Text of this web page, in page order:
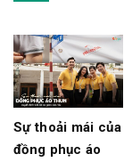
Sự thoải mái của
đồng phục áo